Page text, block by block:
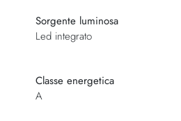
Sorgente luminosa
Led integrato
Classe energetica
A